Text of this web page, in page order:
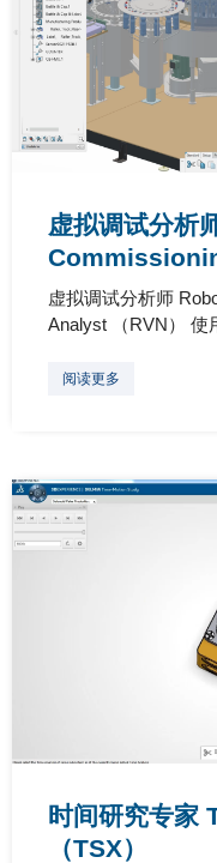
虚拟调试分析
虚拟调试分析师
Analyst （RVN） 使
阅读更多
时间研究专
（TSX）